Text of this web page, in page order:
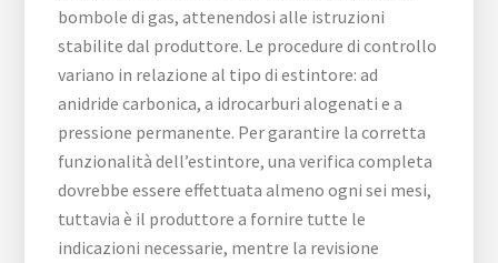
bombole di gas, attenendosi alle istruzioni
stabilite dal produttore. Le procedure di controllo
variano in relazione al tipo di estintore: ad
anidride carbonica, a idrocarburi alogenati e a
pressione permanente. Per garantire la corretta
funzionalità dell’estintore, una verifica completa
dovrebbe essere effettuata almeno ogni sei mesi,
tuttavia è il produttore a fornire tutte le
indicazioni necessarie, mentre la revisione